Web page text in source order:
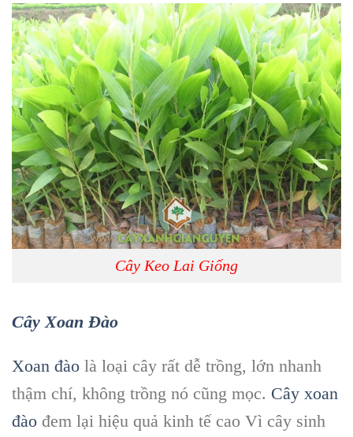
Cây Keo Lai Giống
Cây Xoan Đào
Xoan đào là loại cây rất dễ trồng, lớn nhanh
thậm chí, không trồng nó cũng mọc. Cây xoan
đào đem lại hiệu quả kinh tế cao Vì cây sinh